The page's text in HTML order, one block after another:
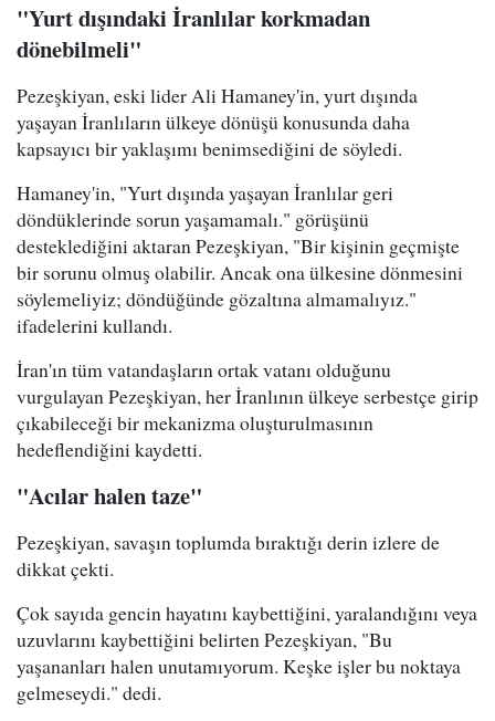
"Yurt dışındaki İranlılar korkmadan
dönebilmeli"
Pezeşkiyan, eski lider Ali Hamaney'in, yurt dışında
yaşayan İranlıların ülkeye dönüşü konusunda daha
kapsayıcı bir yaklaşımı benimsediğini de söyledi.
Hamaney'in, "Yurt dışında yaşayan İranlılar geri
döndüklerinde sorun yaşamamalı." görüşünü
desteklediğini aktaran Pezeşkiyan, "Bir kişinin geçmişte
bir sorunu olmuş olabilir. Ancak ona ülkesine dönmesini
söylemeliyiz; döndüğünde gözaltına almamalıyız."
ifadelerini kullandı.
İran'ın tüm vatandaşların ortak vatanı olduğunu
vurgulayan Pezeşkiyan, her İranlının ülkeye serbestçe girip
çıkabileceği bir mekanizma oluşturulmasının
hedeflendiğini kaydetti.
"Acılar halen taze"
Pezeşkiyan, savaşın toplumda bıraktığı derin izlere de
dikkat çekti.
Çok sayıda gencin hayatını kaybettiğini, yaralandığını veya
uzuvlarını kaybettiğini belirten Pezeşkiyan, "Bu
yaşananları halen unutamıyorum. Keşke işler bu noktaya
gelmeseydi." dedi.